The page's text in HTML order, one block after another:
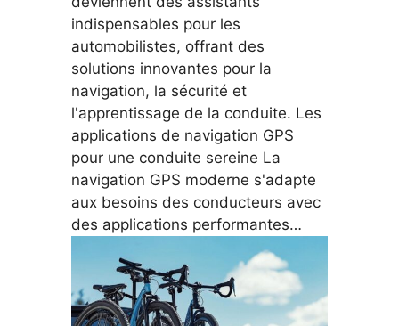
indispensables pour les
automobilistes, offrant des
solutions innovantes pour la
navigation, la sécurité et
l'apprentissage de la conduite. Les
applications de navigation GPS
pour une conduite sereine La
navigation GPS moderne s'adapte
aux besoins des conducteurs avec
des applications performantes…